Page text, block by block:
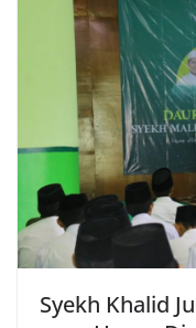
Syekh Khalid